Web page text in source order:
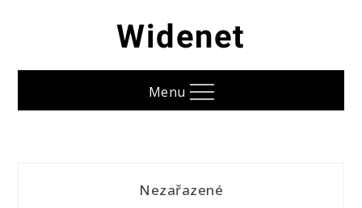
Widenet
Menu
Nezařazené